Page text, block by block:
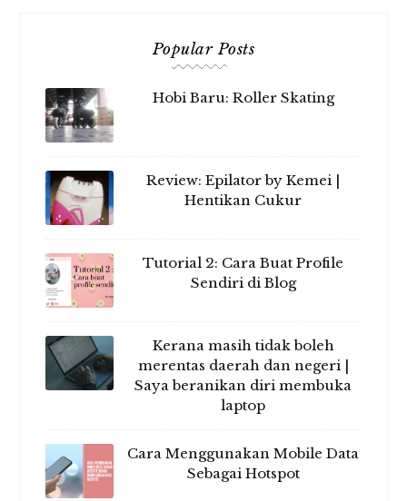
Popular Posts
Hobi Baru: Roller Skating
Review: Epilator by Kemei |
Hentikan Cukur
Tutorial 2: Cara Buat Profile
Sendiri di Blog
Kerana masih tidak boleh
merentas daerah dan negeri |
Saya beranikan diri membuka
laptop
Cara Menggunakan Mobile Data
Sebagai Hotspot